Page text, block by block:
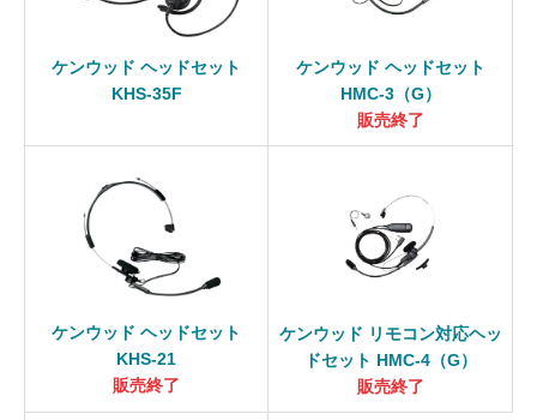
ケンウッド ヘッドセット
KHS-35F
ケンウッド ヘッドセット
HMC-3（G）
販売終了
ケンウッド ヘッドセット
KHS-21
販売終了
ケンウッド リモコン対応ヘッ
ドセット HMC-4（G）
販売終了